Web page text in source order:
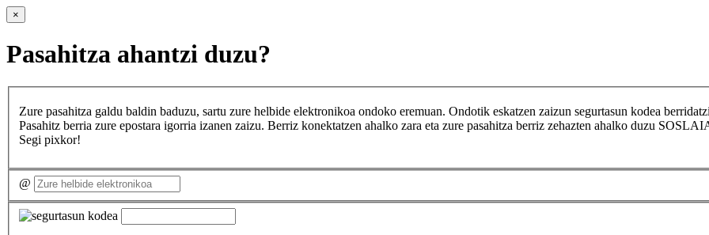
×
Pasahitza ahantzi duzu?
Zure pasahitza galdu baldin baduzu, sartu zure helbide elektronikoa ondoko eremuan. Ondotik eskatzen zaizun segurtasun kodea
Pasahitz berria zure epostara igorria izanen zaizu. Berriz konektatzen ahalko zara eta zure pasahitza berriz zehazten ahalko duzu
Segi pixkor!
@